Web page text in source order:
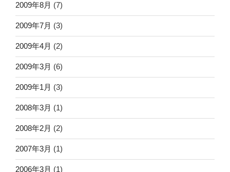
2009年8月 (7)
2009年7月 (3)
2009年4月 (2)
2009年3月 (6)
2009年1月 (3)
2008年3月 (1)
2008年2月 (2)
2007年3月 (1)
2006年3月 (1)